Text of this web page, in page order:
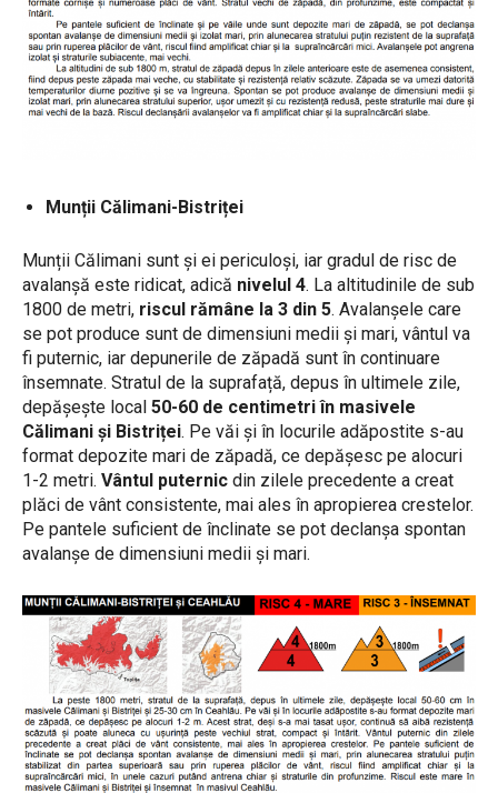
Munții Călimani-Bistriței
Munții Călimani sunt și ei periculoși, iar gradul de risc de
avalanșă este ridicat, adică nivelul 4. La altitudinile de sub
1800 de metri, riscul rămâne la 3 din 5. Avalanșele care
se pot produce sunt de dimensiuni medii și mari, vântul va
fi puternic, iar depunerile de zăpadă sunt în continuare
însemnate. Stratul de la suprafață, depus în ultimele zile,
depășește local 50-60 de centimetri în masivele
Călimani și Bistriței. Pe văi și în locurile adăpostite s-au
format depozite mari de zăpadă, ce depășesc pe alocuri
1-2 metri. Vântul puternic din zilele precedente a creat
plăci de vânt consistente, mai ales în apropierea crestelor.
Pe pantele suficient de înclinate se pot declanșa spontan
avalanșe de dimensiuni medii și mari.